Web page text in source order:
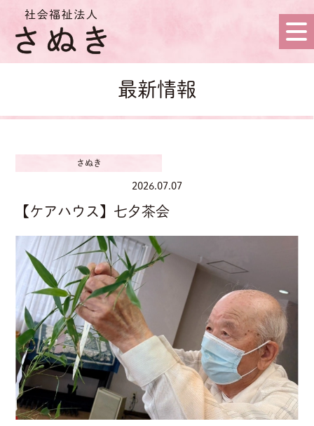
最新情報
さぬき
2026.07.07
【ケアハウス】七夕茶会